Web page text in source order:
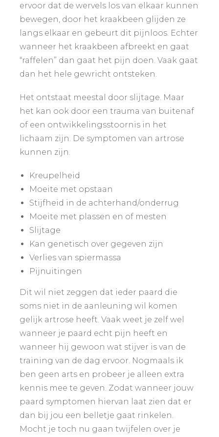
ervoor dat de wervels los van elkaar kunnen
bewegen, door het kraakbeen glijden ze
langs elkaar en gebeurt dit pijnloos. Echter
wanneer het kraakbeen afbreekt en gaat
“raffelen” dan gaat het pijn doen. Vaak gaat
dan het hele gewricht ontsteken.
Het ontstaat meestal door slijtage. Maar
het kan ook door een trauma van buitenaf
of een ontwikkelingsstoornis in het
lichaam zijn. De symptomen van artrose
kunnen zijn.
Kreupelheid
Moeite met opstaan
Stijfheid in de achterhand/onderrug
Moeite met plassen en of mesten
Slijtage
Kan genetisch over gegeven zijn
Verlies van spiermassa
Pijnuitingen
Dit wil niet zeggen dat ieder paard die
soms niet in de aanleuning wil komen
gelijk artrose heeft. Vaak weet je zelf wel
wanneer je paard echt pijn heeft en
wanneer hij gewoon wat stijver is van de
training van de dag ervoor. Nogmaals ik
ben geen arts en probeer je alleen extra
kennis mee te geven. Zodat wanneer jouw
paard symptomen hiervan laat zien dat er
dan bij jou een belletje gaat rinkelen.
Mocht je toch nu gaan twijfelen over je